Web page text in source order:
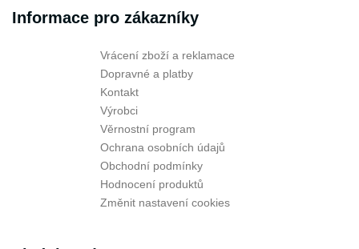
Informace pro zákazníky
Vrácení zboží a reklamace
Dopravné a platby
Kontakt
Výrobci
Věrnostní program
Ochrana osobních údajů
Obchodní podmínky
Hodnocení produktů
Změnit nastavení cookies